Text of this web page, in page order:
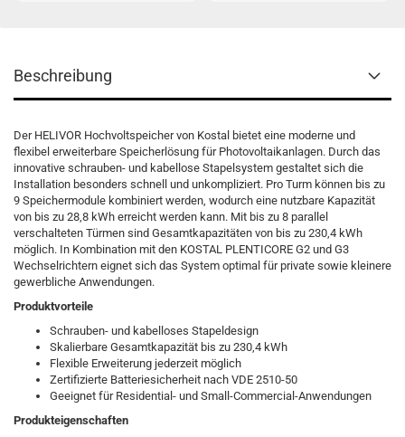
Beschreibung
Der HELIVOR Hochvoltspeicher von Kostal bietet eine moderne und
flexibel erweiterbare Speicherlösung für Photovoltaikanlagen. Durch das
innovative schrauben- und kabellose Stapelsystem gestaltet sich die
Installation besonders schnell und unkompliziert. Pro Turm können bis zu
9 Speichermodule kombiniert werden, wodurch eine nutzbare Kapazität
von bis zu 28,8 kWh erreicht werden kann. Mit bis zu 8 parallel
verschalteten Türmen sind Gesamtkapazitäten von bis zu 230,4 kWh
möglich. In Kombination mit den KOSTAL PLENTICORE G2 und G3
Wechselrichtern eignet sich das System optimal für private sowie kleinere
gewerbliche Anwendungen.
Produktvorteile
Schrauben- und kabelloses Stapeldesign
Skalierbare Gesamtkapazität bis zu 230,4 kWh
Flexible Erweiterung jederzeit möglich
Zertifizierte Batteriesicherheit nach VDE 2510-50
Geeignet für Residential- und Small-Commercial-Anwendungen
Produkteigenschaften